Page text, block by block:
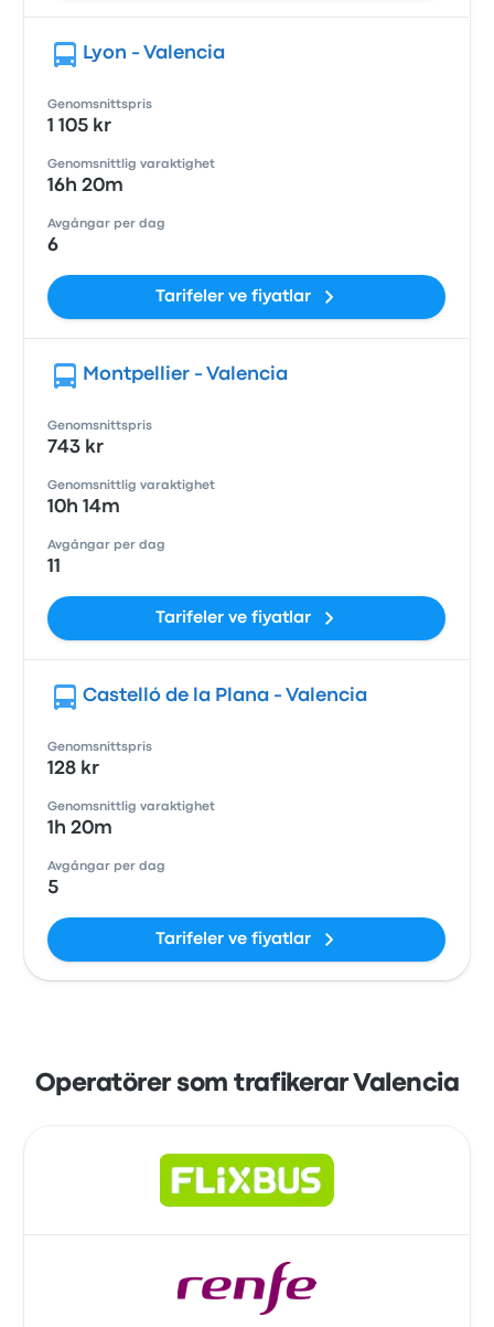
Lyon - Valencia
Genomsnittspris
1 105 kr
Genomsnittlig varaktighet
16h 20m
Avgångar per dag
6
Tarifeler ve fiyatlar
Montpellier - Valencia
Genomsnittspris
743 kr
Genomsnittlig varaktighet
10h 14m
Avgångar per dag
11
Tarifeler ve fiyatlar
Castelló de la Plana - Valencia
Genomsnittspris
128 kr
Genomsnittlig varaktighet
1h 20m
Avgångar per dag
5
Tarifeler ve fiyatlar
Operatörer som trafikerar Valencia